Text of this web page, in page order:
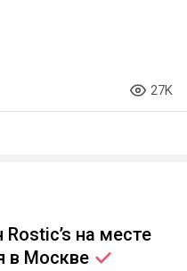
27K
на месте
в Москве